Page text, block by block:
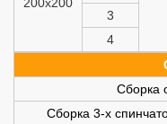
3
4
Сборка
Сборка 3-х